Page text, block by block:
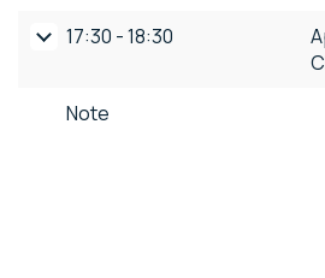
17:30 - 18:30
Note